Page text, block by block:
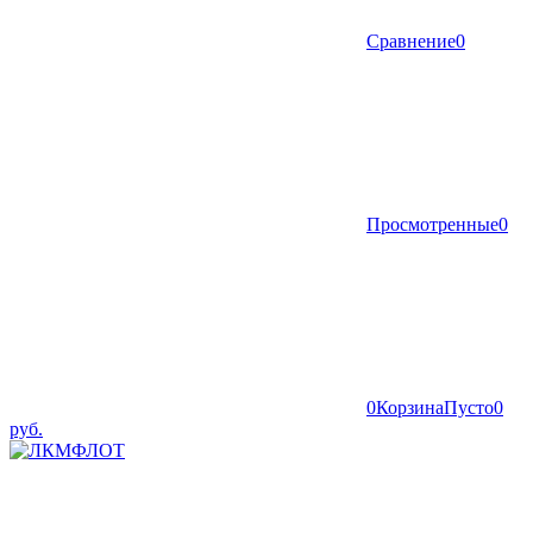
Сравнение0
Просмотренные0
0КорзинаПусто0
руб.